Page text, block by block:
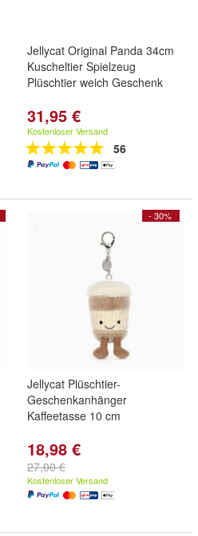
Jellycat Original Panda 34cm
Kuscheltier Spielzeug
Plüschtier weich Geschenk
31,95 €
Kostenloser Versand
56
- 30%
Jellycat Plüschtier-
Geschenkanhänger
Kaffeetasse 10 cm
18,98 €
27,00 €
Kostenloser Versand